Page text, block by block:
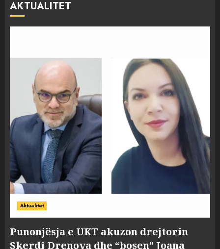
AKTUALITET
Aktualitet
Punonjësja e UKT akuzon drejtorin
Skerdi Drenova dhe “bosen” Joana